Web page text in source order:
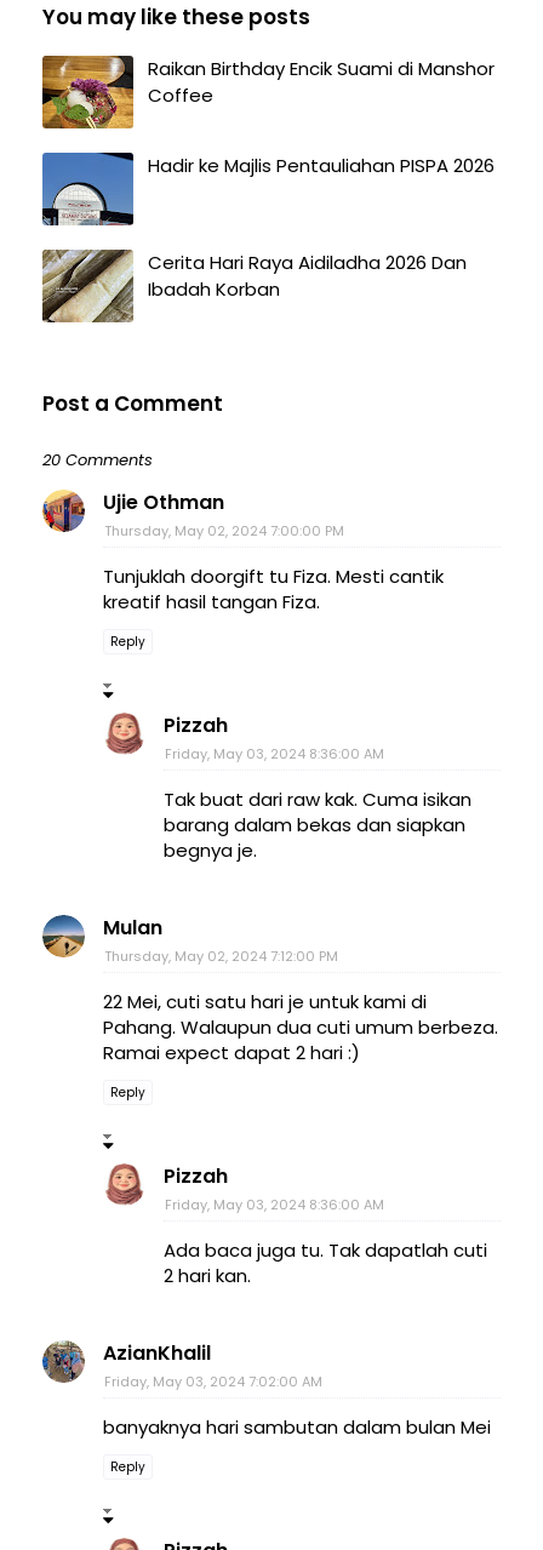
You may like these posts
Raikan Birthday Encik Suami di Manshor
Coffee
Hadir ke Majlis Pentauliahan PISPA 2026
Cerita Hari Raya Aidiladha 2026 Dan
Ibadah Korban
Post a Comment
20 Comments
Ujie Othman
Thursday, May 02, 2024 7:00:00 PM
Tunjuklah doorgift tu Fiza. Mesti cantik
kreatif hasil tangan Fiza.
Reply
Pizzah
Friday, May 03, 2024 8:36:00 AM
Tak buat dari raw kak. Cuma isikan
barang dalam bekas dan siapkan
begnya je.
Mulan
Thursday, May 02, 2024 7:12:00 PM
22 Mei, cuti satu hari je untuk kami di
Pahang. Walaupun dua cuti umum berbeza.
Ramai expect dapat 2 hari :)
Reply
Pizzah
Friday, May 03, 2024 8:36:00 AM
Ada baca juga tu. Tak dapatlah cuti
2 hari kan.
AzianKhalil
Friday, May 03, 2024 7:02:00 AM
banyaknya hari sambutan dalam bulan Mei
Reply